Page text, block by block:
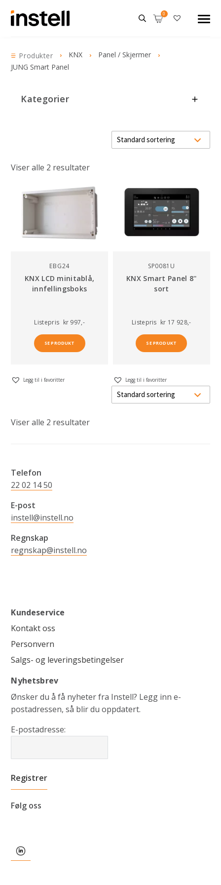
Produkter KNX
Panel / Skjermer
JUNG Smart Panel
Kategorier
Viser alle 2 resultater
EBG24
KNX LCD minitablå,
innfellingsboks
Listepris kr 997,-
SE PRODUKT
Legg til i favoritter
SP0081U
KNX Smart Panel 8''
sort
Listepris kr 17 928,-
SE PRODUKT
Legg til i favoritter
Viser alle 2 resultater
Telefon
22 02 14 50
E-post
instell@instell.no
Regnskap
regnskap@instell.no
Kundeservice
Kontakt oss
Personvern
Salgs- og leveringsbetingelser
Nyhetsbrev
Ønsker du å få nyheter fra Instell? Legg inn e-
postadressen, så blir du oppdatert.
E-postadresse:
Følg oss